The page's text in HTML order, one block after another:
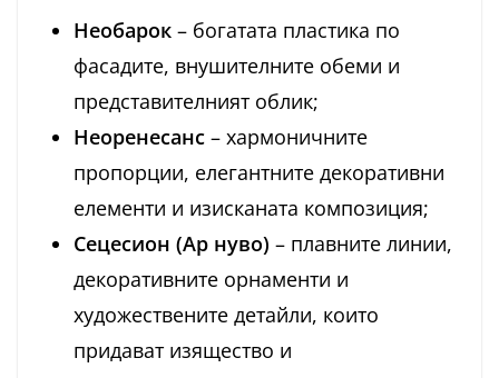
Необарок – богатата пластика по
фасадите, внушителните обеми и
представителният облик;
Неоренесанс – хармоничните
пропорции, елегантните декоративни
елементи и изисканата композиция;
Сецесион (Ар нуво) – плавните линии,
декоративните орнаменти и
художествените детайли, които
придават изящество и